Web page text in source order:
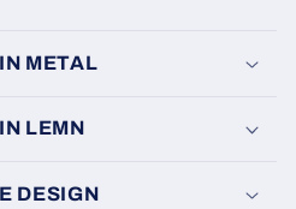
METAL
LEMN
DESIGN